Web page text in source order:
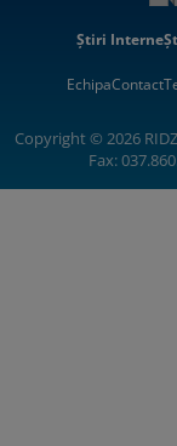
Știri Interne
EchipaContact
Copyright © 2026
Fax: